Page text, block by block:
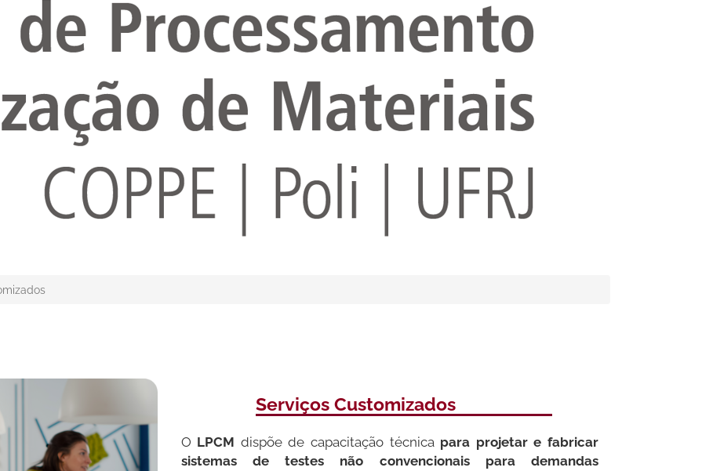
Serviços Customizados
O LPCM dispõe de capacitação técnica para projetar e fabricar
sistemas de testes não convencionais para demandas
Solicite um orçamento